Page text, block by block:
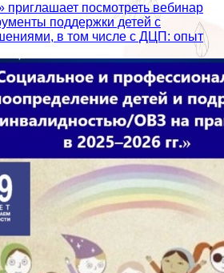
посмотреть вебинар
поддержки детей с
в том числе с ДЦП: опыт